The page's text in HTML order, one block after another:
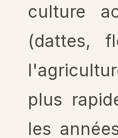
culture
(dattes,
plus
les